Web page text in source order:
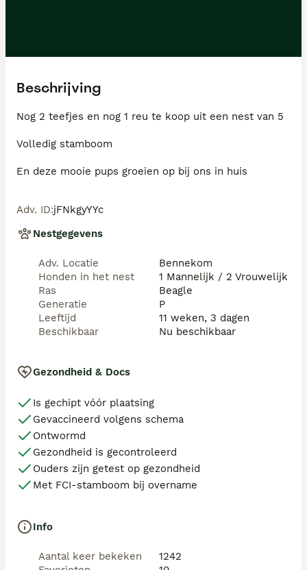
Beschrijving
Nog 2 teefjes en nog 1 reu te koop uit een nest van 5
Volledig stamboom
En deze mooie pups groeien op bij ons in huis
Adv. ID:jFNkgyYYc
Nestgegevens
Adv. Locatie
Bennekom
Honden in het nest
1 Mannelijk / 2 Vrouwelijk
Ras
Beagle
Generatie
P
Leeftijd
11 weken, 3 dagen
Beschikbaar
Nu beschikbaar
Gezondheid & Docs
Is gechipt vóór plaatsing
Gevaccineerd volgens schema
Ontwormd
Gezondheid is gecontroleerd
Ouders zijn getest op gezondheid
Met FCI-stamboom bij overname
Info
Aantal keer bekeken
1242